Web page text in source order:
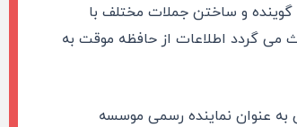
گوینده و ساختن جملات مختلف با
می گردد اطلاعات از حافظه موقت به
به عنوان نماینده رسمی موسسه